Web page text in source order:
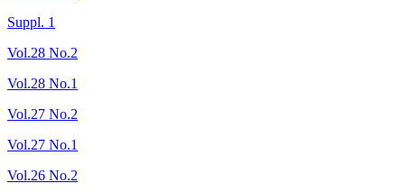
Suppl. 1
Vol.28 No.2
Vol.28 No.1
Vol.27 No.2
Vol.27 No.1
Vol.26 No.2